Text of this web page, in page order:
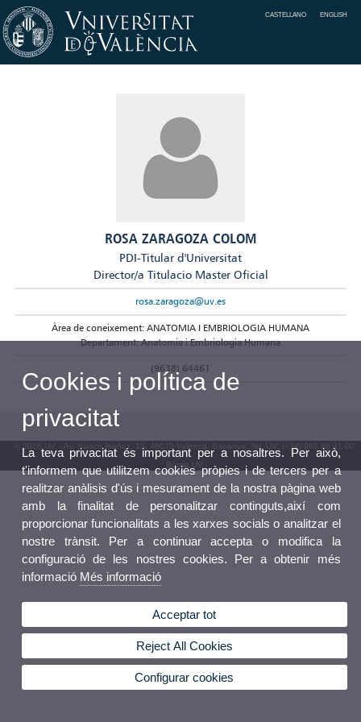
CASTELLANO ENGLISH
ROSA ZARAGOZA COLOM
PDI-Titular d'Universitat
Director/a Titulacio Master Oficial
rosa.zaragoza@uv.es
Àrea de coneixement: ANATOMIA I EMBRIOLOGIA HUMANA
Departament: Anatomia i Embriologia Humana
(9638) 64461
© 2026 UV. - Av. Blasco Ibáñez, 13. 46010 València. Espanya. Tel. UV: (+34) 963 86 41 00
Bústia UV
Cookies i política de
privacitat
La teva privacitat és important per a nosaltres. Per això,
t'informem que utilitzem cookies pròpies i de tercers per a
realitzar anàlisis d'ús i mesurament de la nostra pàgina web
amb la finalitat de personalitzar continguts,així com
proporcionar funcionalitats a les xarxes socials o analitzar el
nostre trànsit. Per a continuar accepta o modifica la
configuració de les nostres cookies. Per a obtenir més
informació Més informació
Acceptar tot
Reject All Cookies
Configurar cookies